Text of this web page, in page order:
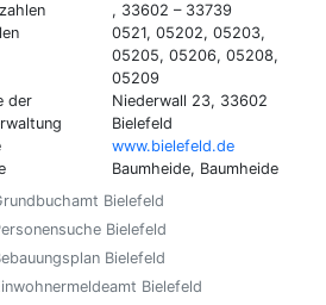
, 33602 – 33739
0521, 05202, 05203,
05205, 05206, 05208,
05209
der
Niederwall 23, 33602
Bielefeld
www.bielefeld.de
Baumheide, Baumheide
Bielefeld
Bielefeld
Bielefeld
Bielefeld